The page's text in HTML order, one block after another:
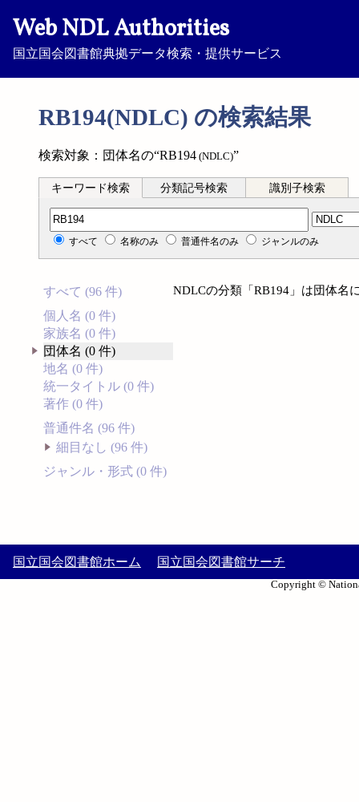
Web NDL Authorities
国立国会図書館典拠データ検索・提供サービス
RB194(NDLC) の検索結果
検索対象：団体名の“RB194 (NDLC)”
キーワード検索 分類記号検索 識別子検索
分類記号検索
すべて 名称のみ 普通件名のみ ジャンルのみ
すべて (96 件)
個人名 (0 件)
家族名 (0 件)
団体名 (0 件)
地名 (0 件)
統一タイトル (0 件)
著作 (0 件)
普通件名 (96 件)
細目なし (96 件)
ジャンル・形式 (0 件)
NDLCの分類「RB194」は団体名
国立国会図書館ホーム 国立国会図書館サーチ
Copyright ©